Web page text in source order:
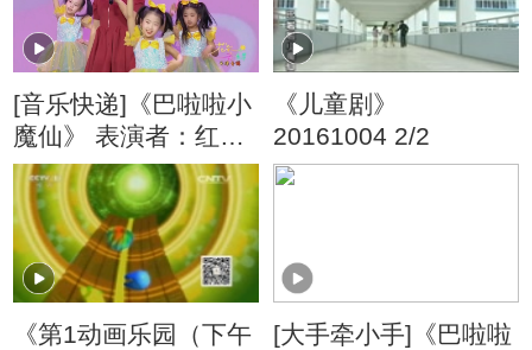
[音乐快递]《巴啦啦小
魔仙》 表演者：红果
果
《儿童剧》
20161004 2/2
《第1动画乐园（下午
[大手牵小手]《巴啦啦